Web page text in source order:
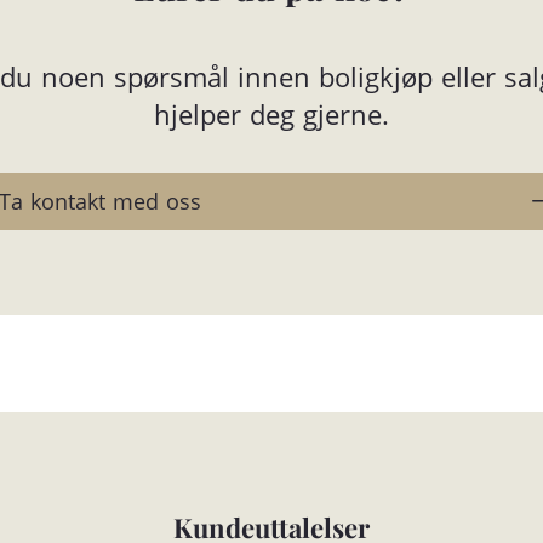
noen spørsmål innen boligkjøp eller
hjelper deg gjerne.
Ta kontakt med oss
Kundeuttalelser